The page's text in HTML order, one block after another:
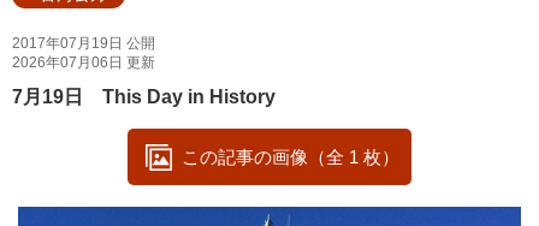
2017年07月19日 公開
2026年07月06日 更新
7月19日 This Day in History
この記事の画像（全 1 枚）